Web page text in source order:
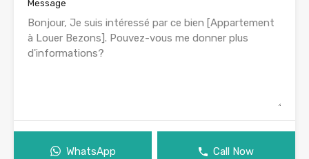
Message
WhatsApp Call Now